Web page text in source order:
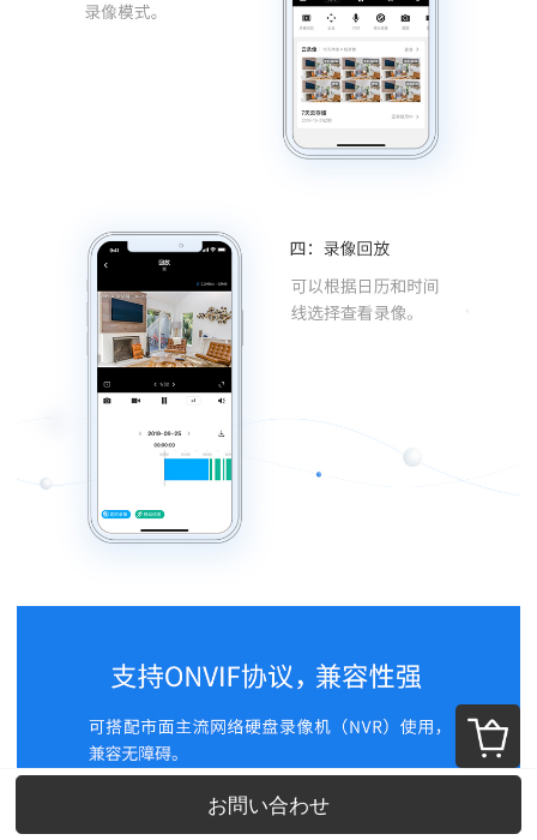
お問い合わせ